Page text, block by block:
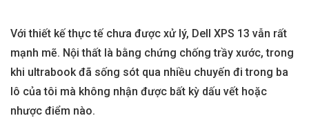
Với thiết kế thực tế chưa được xử lý, Dell XPS 13 vẫn rất
mạnh mẽ. Nội thất là bằng chứng chống trầy xước, trong
khi ultrabook đã sống sót qua nhiều chuyến đi trong ba
lô của tôi mà không nhận được bất kỳ dấu vết hoặc
nhược điểm nào.